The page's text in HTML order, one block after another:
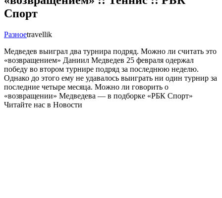
Спорт
Разноеtravellik
Медведев выиграл два турнира подряд. Можно ли считать это
«возвращением» Даниил Медведев 25 февраля одержал
победу во втором турнире подряд за последнюю неделю.
Однако до этого ему не удавалось выиграть ни один турнир за
последние четыре месяца. Можно ли говорить о
«возвращении» Медведева — в подборке «РБК Спорт»
Читайте нас в Новости